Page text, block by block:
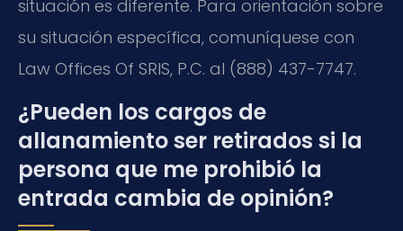
situación es diferente. Para orientación sobre
su situación específica, comuníquese con
Law Offices Of SRIS, P.C. al (888) 437-7747.
¿Pueden los cargos de
allanamiento ser retirados si la
persona que me prohibió la
entrada cambia de opinión?